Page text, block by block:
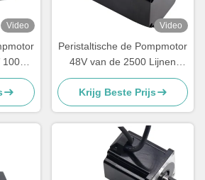
Video Video
Peristaltische de Pompmotor
48V van de 2500 Lijnen
Stijgende Codeur 400 Watts
Servomotor
Krijg Beste Prijs